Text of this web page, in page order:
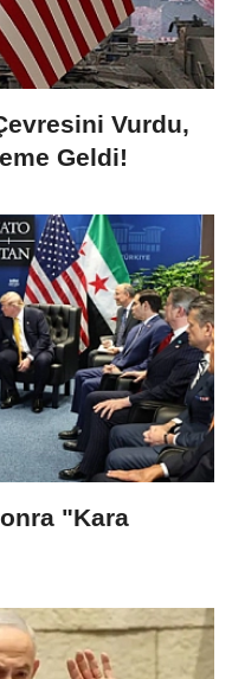
Vurdu,
Geldi!
"Kara